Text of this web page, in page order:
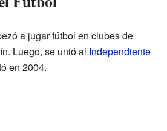
a jugar fútbol en clubes de
Luego, se unió al Independiente
en 2004.